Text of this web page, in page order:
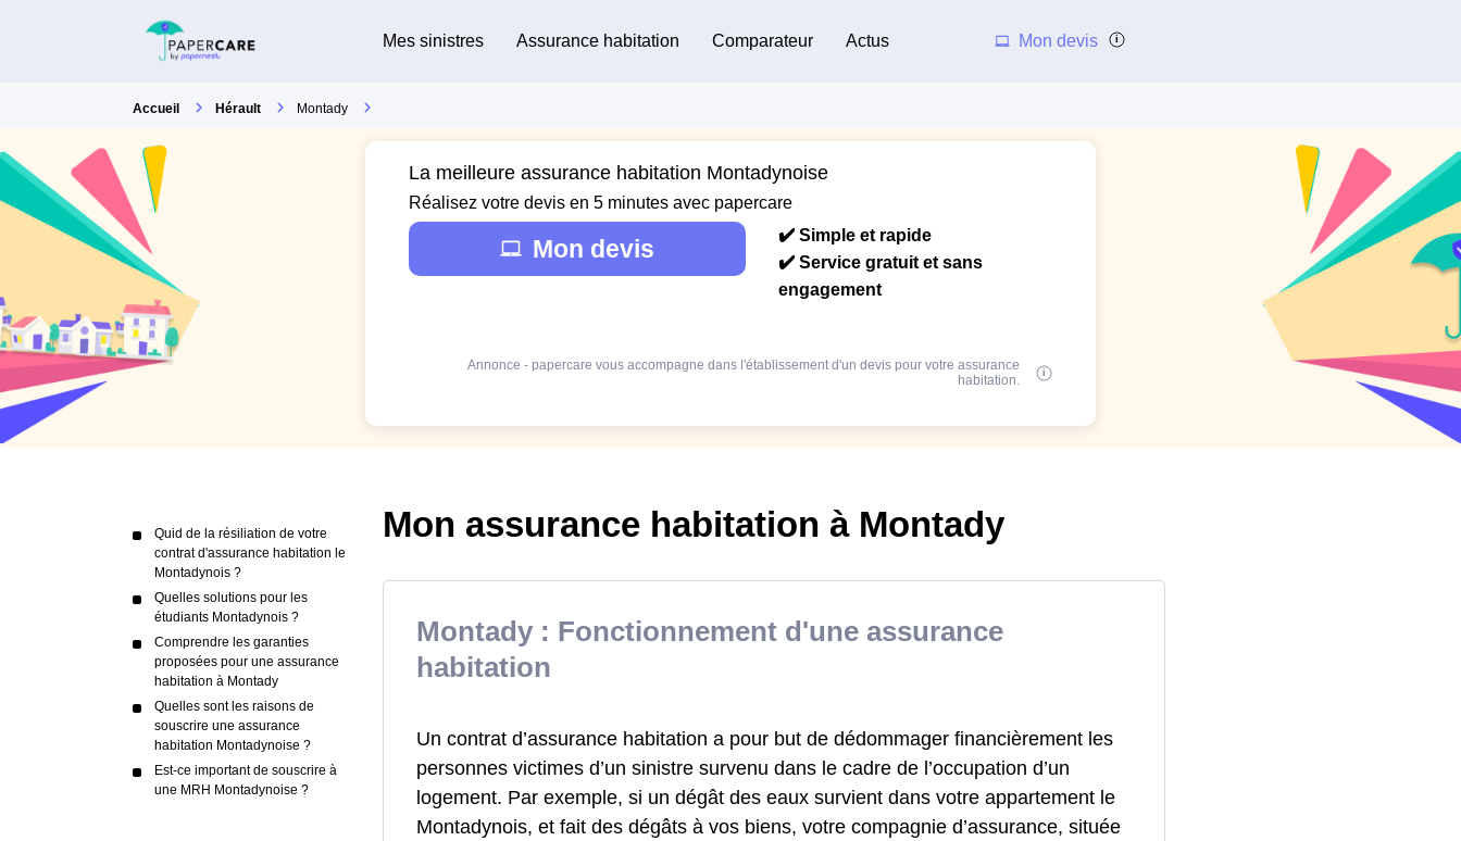
Mes sinistres Assurance habitation Comparateur Actus Mon devis
Accueil Hérault Montady
La meilleure assurance habitation Montadynoise
Réalisez votre devis en 5 minutes avec papercare
Mon devis
✔️ Simple et rapide
✔️ Service gratuit et sans
engagement
Annonce - papercare vous accompagne dans l'établissement d'un devis pour votre assurance
habitation.
Quid de la résiliation de votre
contrat d'assurance habitation le
Montadynois ?
Quelles solutions pour les
étudiants Montadynois ?
Comprendre les garanties
proposées pour une assurance
habitation à Montady
Quelles sont les raisons de
souscrire une assurance
habitation Montadynoise ?
Est-ce important de souscrire à
une MRH Montadynoise ?
Mon assurance habitation à Montady
Montady : Fonctionnement d'une assurance
habitation
Un contrat d’assurance habitation a pour but de dédommager financièrement les
personnes victimes d’un sinistre survenu dans le cadre de l’occupation d’un
logement. Par exemple, si un dégât des eaux survient dans votre appartement le
Montadynois, et fait des dégâts à vos biens, votre compagnie d’assurance, située